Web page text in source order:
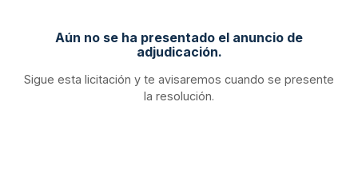
Aún no se ha presentado el anuncio de
adjudicación.
Sigue esta licitación y te avisaremos cuando se presente
la resolución.